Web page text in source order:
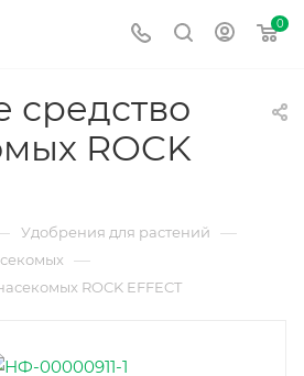
0
средство
ROCK
Удобрения для растений —
—
ROCK EFFECT